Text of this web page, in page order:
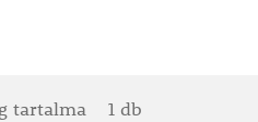
tartalma
1 db